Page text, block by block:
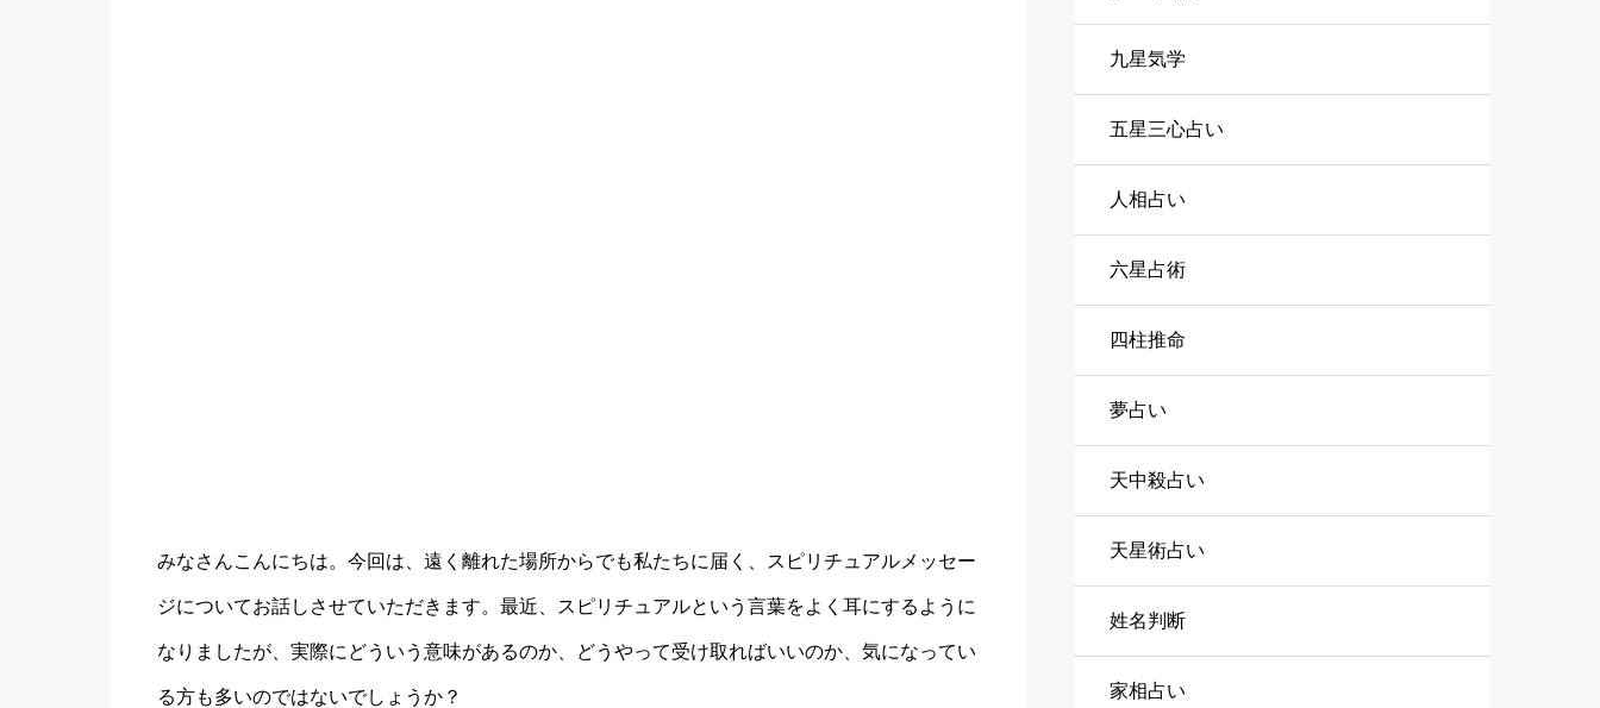
みなさんこんにちは。今回は、遠く離れた場所からでも私たちに届く、スピリチュアルメッセー
ジについてお話しさせていただきます。最近、スピリチュアルという言葉をよく耳にするように
なりましたが、実際にどういう意味があるのか、どうやって受け取ればいいのか、気になってい
る方も多いのではないでしょうか？
九星気学
五星三心占い
人相占い
六星占術
四柱推命
夢占い
天中殺占い
天星術占い
姓名判断
家相占い